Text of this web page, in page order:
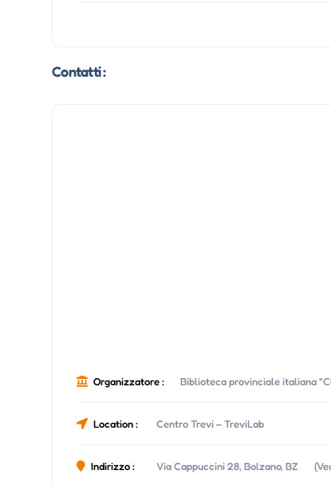
Contatti :
Organizzatore : Biblioteca provinciale italiana
Location : Centro Trevi – TreviLab
Indirizzo : Via Cappuccini 28, Bolzano, BZ